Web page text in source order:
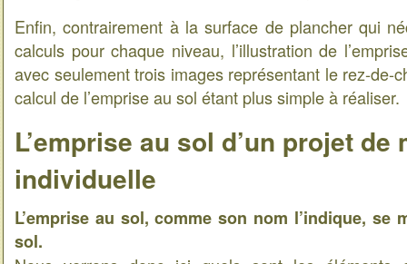
Enfin, contrairement à la surface de plancher qui
calculs pour chaque niveau, l’illustration de
avec seulement trois images représentant le rez-de-
calcul de l’emprise au sol étant plus simple à réaliser.
L’emprise au sol d’un projet de
individuelle
L’emprise au sol, comme son nom l’indique, se
sol.